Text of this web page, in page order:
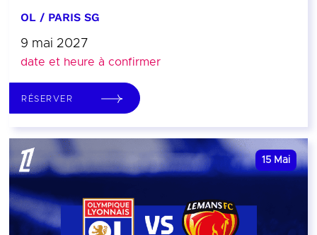
OL / PARIS SG
9 mai 2027
date et heure à confirmer
RÉSERVER
15 Mai